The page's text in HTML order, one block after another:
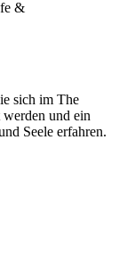
&
sich im The
und ein
Seele erfahren.